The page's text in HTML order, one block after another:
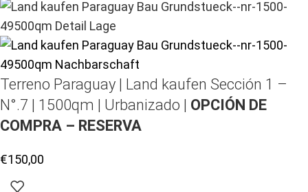
Terreno Paraguay | Land kaufen Sección 1 –
N°.7 | 1500qm | Urbanizado | OPCIÓN DE
COMPRA – RESERVA
€150,00